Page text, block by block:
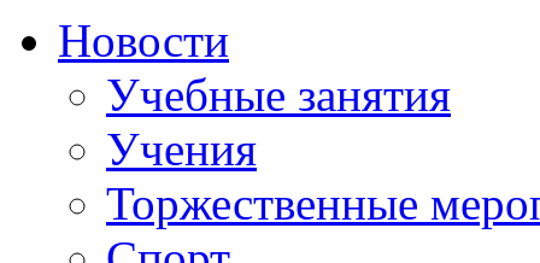
Новости
Учебные занятия
Учения
Торжественные